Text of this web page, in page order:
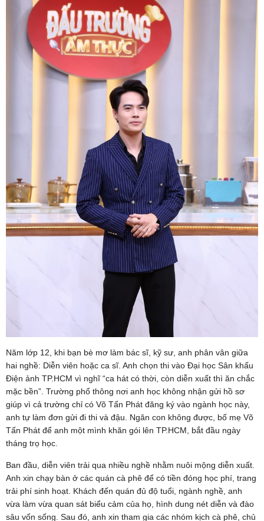
Năm lớp 12, khi bạn bè mơ làm bác sĩ, kỹ sư, anh phân vân giữa
hai nghề: Diễn viên hoặc ca sĩ. Anh chọn thi vào Đại học Sân khấu
Điện ảnh TP.HCM vì nghĩ “ca hát có thời, còn diễn xuất thì ăn chắc
mặc bền”. Trường phổ thông nơi anh học không nhận gửi hồ sơ
giúp vì cả trường chỉ có Võ Tấn Phát đăng ký vào ngành học này,
anh tự làm đơn gửi đi thi và đậu. Ngăn con không được, bố mẹ Võ
Tấn Phát để anh một mình khăn gói lên TP.HCM, bắt đầu ngày
tháng trọ học.
Ban đầu, diễn viên trải qua nhiều nghề nhằm nuôi mộng diễn xuất.
Anh xin chạy bàn ở các quán cà phê để có tiền đóng học phí, trang
trải phí sinh hoạt. Khách đến quán đủ độ tuổi, ngành nghề, anh
vừa làm vừa quan sát biểu cảm của họ, hình dung nét diễn và đào
sâu vốn sống. Sau đó, anh xin tham gia các nhóm kịch cà phê, chủ